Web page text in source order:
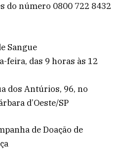
do número 0800 722 8432
Sangue
feira, das 9 horas às 12
dos Antúrios, 96, no
d’Oeste/SP
de Doação de